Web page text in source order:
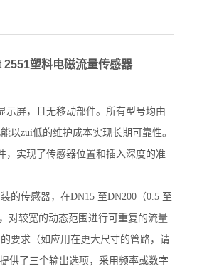
塑料电磁流量传感器
示屏，且无移动部件。所有型号均由
以zui低的维护成本实现长期可靠性。
，实现了传感器位置和插入深度的准
的传感器，在DN15 至DN200（0.5 至
对较宽的动态范围进行可重复的流量
要求（如应用在更大尺寸的管路，请
供了三个输出选项，采用频率或数字